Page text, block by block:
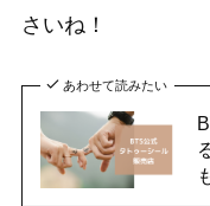
さいね！
あわせて読みたい